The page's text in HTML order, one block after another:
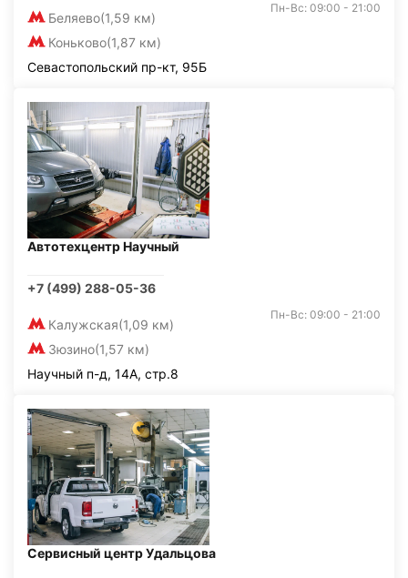
Беляево(1,59 км)
Коньково(1,87 км)
Пн-Вс: 09:00 - 21:00
Севастопольский пр-кт, 95Б
Автотехцентр Научный
+7 (499) 288-05-36
Калужская(1,09 км)
Зюзино(1,57 км)
Пн-Вс: 09:00 - 21:00
Научный п-д, 14А, стр.8
Сервисный центр Удальцова